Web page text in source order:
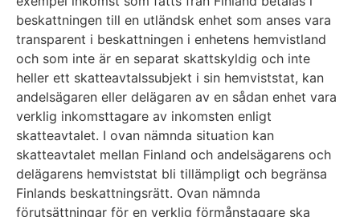
beskattningen till en utländsk enhet som anses vara
transparent i beskattningen i enhetens hemvistland
och som inte är en separat skattskyldig och inte
heller ett skatteavtalssubjekt i sin hemviststat, kan
andelsägaren eller delägaren av en sådan enhet vara
verklig inkomsttagare av inkomsten enligt
skatteavtalet. I ovan nämnda situation kan
skatteavtalet mellan Finland och andelsägarens och
delägarens hemviststat bli tillämpligt och begränsa
Finlands beskattningsrätt. Ovan nämnda
förutsättningar för en verklig förmånstagare ska